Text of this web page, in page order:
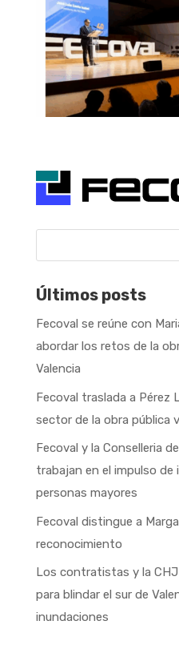
Últimos posts
Fecoval se reúne con
abordar los retos de la
Valencia
Fecoval traslada a Pérez
sector de la obra pública
Fecoval y la Conselleria
trabajan en el impulso
personas mayores
Fecoval distingue a
reconocimiento
Los contratistas y la
para blindar el sur de
inundaciones